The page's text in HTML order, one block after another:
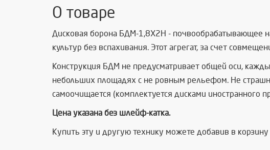
О товаре
Дисковая борона БДМ-1,8Х2Н - почвообрабатывающее
культур без вспахивания. Этот агрегат, за счет
Конструкция БДМ не предусматривает общей оси,
небольших площадях с не ровным рельефом. Не
самоочищается (комплектуется дисками иностранного
Цена указана без шлейф-катка.
Купить эту и другую технику можете добавив в